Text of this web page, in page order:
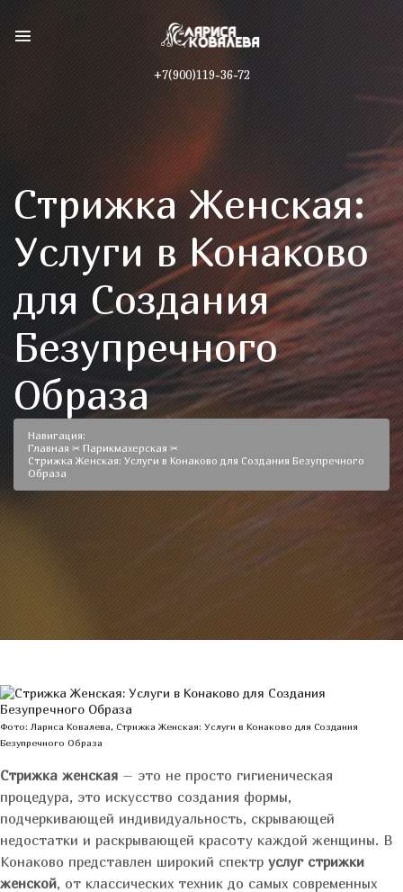
+7(900)119-36-72
Стрижка Женская:
Услуги в Конаково
для Создания
Безупречного
Образа
Навигация:
Главная ✂ Парикмахерская ✂
Стрижка Женская: Услуги в Конаково для Создания Безупречного
Образа
Фото: Лариса Ковалева, Стрижка Женская: Услуги в Конаково для Создания
Безупречного Образа
Стрижка женская – это не просто гигиеническая
процедура, это искусство создания формы,
подчеркивающей индивидуальность, скрывающей
недостатки и раскрывающей красоту каждой женщины. В
Конаково представлен широкий спектр услуг стрижки
женской, от классических техник до самых современных